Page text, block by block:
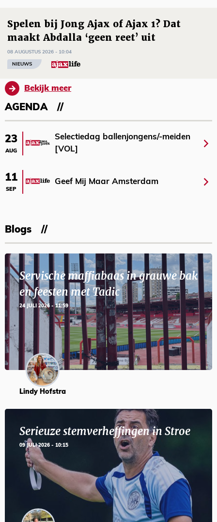
Spelen bij Jong Ajax of Ajax 1? Dat
maakt Abdalla ‘geen reet’ uit
08 AUGUSTUS 2026 - 10:04
NIEUWS
Bekijk meer
AGENDA
23
AUG
Selectiedag ballenjongens/-meiden
[VOL]
11
SEP
Geef Mij Maar Amsterdam
Blogs
Servische maffiabaas in grauwe bak
en feesten met Tadic
24 JULI 2026 - 11:59
Lindy Hofstra
Serieuze stemverheffingen in Stroe
09 JULI 2026 - 10:15